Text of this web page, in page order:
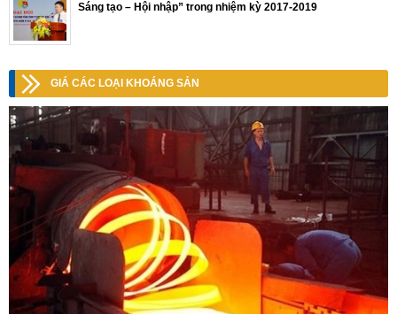
Sáng tạo – Hội nhập” trong nhiệm kỳ 2017-2019
GIÁ CÁC LOẠI KHOÁNG SẢN